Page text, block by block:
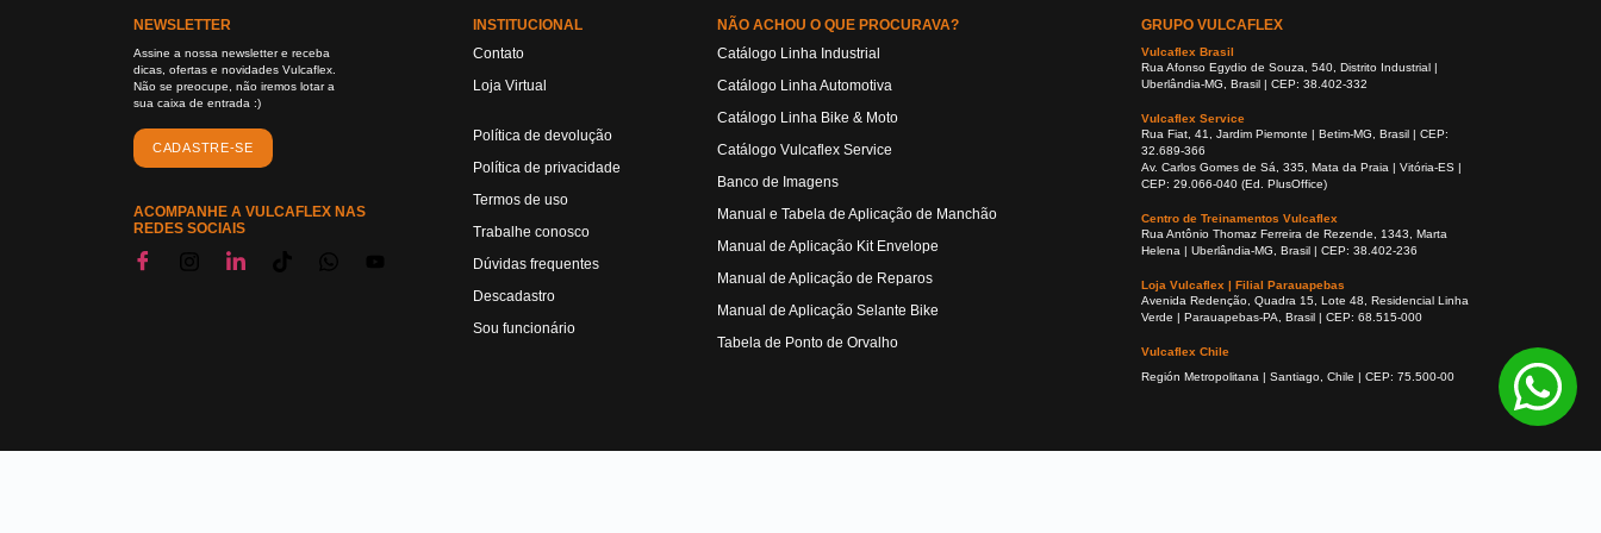
NEWSLETTER
Assine a nossa newsletter e receba
dicas, ofertas e novidades Vulcaflex.
Não se preocupe, não iremos lotar a
sua caixa de entrada :)
CADASTRE-SE
ACOMPANHE A VULCAFLEX NAS
REDES SOCIAIS
INSTITUCIONAL
Contato
Loja Virtual
Política de devolução
Política de privacidade
Termos de uso
Trabalhe conosco
Dúvidas frequentes
Descadastro
Sou funcionário
NÃO ACHOU O QUE PROCURAVA?
Catálogo Linha Industrial
Catálogo Linha Automotiva
Catálogo Linha Bike & Moto
Catálogo Vulcaflex Service
Banco de Imagens
Manual e Tabela de Aplicação de Manchão
Manual de Aplicação Kit Envelope
Manual de Aplicação de Reparos
Manual de Aplicação Selante Bike
Tabela de Ponto de Orvalho
GRUPO VULCAFLEX
Vulcaflex Brasil
Rua Afonso Egydio de Souza, 540, Distrito Industrial |
Uberlândia-MG, Brasil | CEP: 38.402-332
Vulcaflex Service
Rua Fiat, 41, Jardim Piemonte | Betim-MG, Brasil | CEP:
32.689-366
Av. Carlos Gomes de Sá, 335, Mata da Praia | Vitória-ES |
CEP: 29.066-040 (Ed. PlusOffice)
Centro de Treinamentos Vulcaflex
Rua Antônio Thomaz Ferreira de Rezende, 1343, Marta
Helena | Uberlândia-MG, Brasil | CEP: 38.402-236
Loja Vulcaflex | Filial Parauapebas
Avenida Redenção, Quadra 15, Lote 48, Residencial Linha
Verde | Parauapebas-PA, Brasil | CEP: 68.515-000
Vulcaflex Chile
Región Metropolitana | Santiago, Chile | CEP: 75.500-00